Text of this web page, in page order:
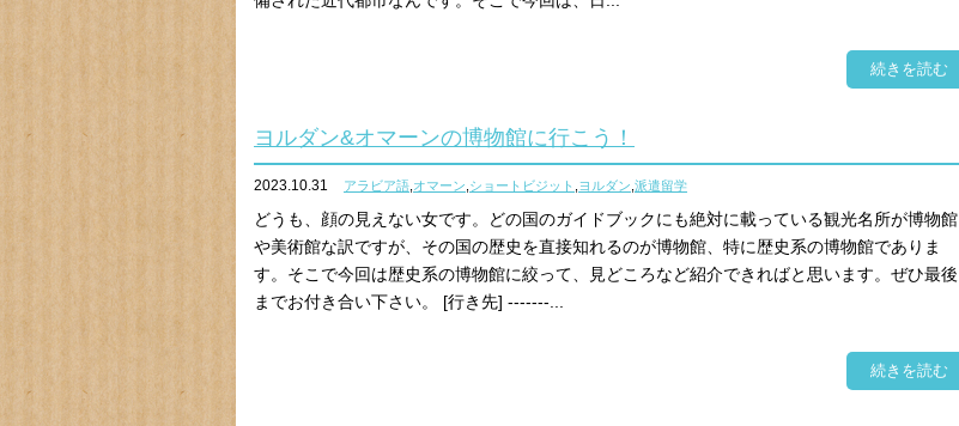
続きを読む
ヨルダン&オマーンの博物館に行こう！
2023.10.31 アラビア語 オマーン ショートビジット ヨルダン 派遣留学
どうも、顔の見えない女です。どの国のガイドブックにも絶対に載っている観光名所が博物館
や美術館な訳ですが、その国の歴史を直接知れるのが博物館、特に歴史系の博物館でありま
す。そこで今回は歴史系の博物館に絞って、見どころなど紹介できればと思います。ぜひ最後
までお付き合い下さい。 [行き先] -------...
続きを読む